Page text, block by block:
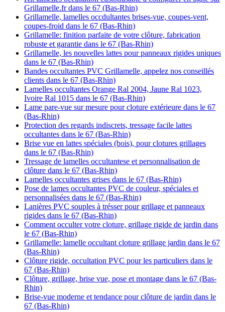
Grillamelle.fr dans le 67 (Bas-Rhin)
Grillamelle, lamelles occdultantes brises-vue, coupes-vent,
coupes-froid dans le 67 (Bas-Rhin)
Grillamelle: finition parfaite de votre clôture, fabrication
robuste et garantie dans le 67 (Bas-Rhin)
Grillamelle, les nouvelles lattes pour panneaux rigides uniques
dans le 67 (Bas-Rhin)
Bandes occultantes PVC Grillamelle, appelez nos conseillés
clients dans le 67 (Bas-Rhin)
Lamelles occultantes Orange Ral 2004, Jaune Ral 1023,
Ivoire Ral 1015 dans le 67 (Bas-Rhin)
Lame pare-vue sur mesure pour cloture extérieure dans le 67
(Bas-Rhin)
Protection des regards indiscrets, tressage facile lattes
occultantes dans le 67 (Bas-Rhin)
Brise vue en lattes spéciales (bois), pour clotures grillages
dans le 67 (Bas-Rhin)
Tressage de lamelles occultantese et personnalisation de
clôture dans le 67 (Bas-Rhin)
Lamelles occultantes grises dans le 67 (Bas-Rhin)
Pose de lames occultantes PVC de couleur, spéciales et
personnalisées dans le 67 (Bas-Rhin)
Lanières PVC souples à trésser pour grillage et panneaux
rigides dans le 67 (Bas-Rhin)
Comment occulter votre cloture, grillage rigide de jardin dans
le 67 (Bas-Rhin)
Grillamelle: lamelle occultant cloture grillage jardin dans le 67
(Bas-Rhin)
Clôture rigide, occultation PVC pour les particuliers dans le
67 (Bas-Rhin)
Clôture, grillage, brise vue, pose et montage dans le 67 (Bas-
Rhin)
Brise-vue moderne et tendance pour clôture de jardin dans le
67 (Bas-Rhin)